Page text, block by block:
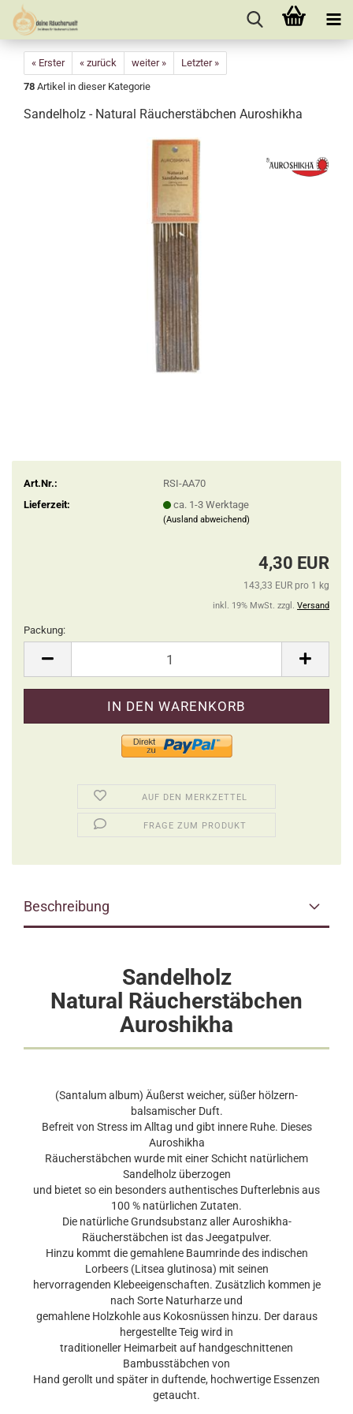
« Erster « zurück weiter »
Letzter »
78 Artikel in dieser Kategorie
Sandelholz - Natural Räucherstäbchen Auroshikha
Art.Nr.:
RSI-AA70
Lieferzeit:
ca. 1-3 Werktage
(Ausland abweichend)
4,30 EUR
143,33 EUR pro 1 kg
inkl. 19% MwSt. zzgl. Versand
Packung:
AUF DEN MERKZETTEL
FRAGE ZUM PRODUKT
Beschreibung
Sandelholz
Natural Räucherstäbchen
Auroshikha
(Santalum album) Äußerst weicher, süßer hölzern-
balsamischer Duft.
Befreit von Stress im Alltag und gibt innere Ruhe. Dieses
Auroshikha
Räucherstäbchen wurde mit einer Schicht natürlichem
Sandelholz überzogen
und bietet so ein besonders authentisches Dufterlebnis aus
100 % natürlichen Zutaten.
Die natürliche Grundsubstanz aller Auroshikha-
Räucherstäbchen ist das Jeegatpulver.
Hinzu kommt die gemahlene Baumrinde des indischen
Lorbeers (Litsea glutinosa) mit seinen
hervorragenden Klebeeigenschaften. Zusätzlich kommen je
nach Sorte Naturharze und
gemahlene Holzkohle aus Kokosnüssen hinzu. Der daraus
hergestellte Teig wird in
traditioneller Heimarbeit auf handgeschnittenen
Bambusstäbchen von
Hand gerollt und später in duftende, hochwertige Essenzen
getaucht.